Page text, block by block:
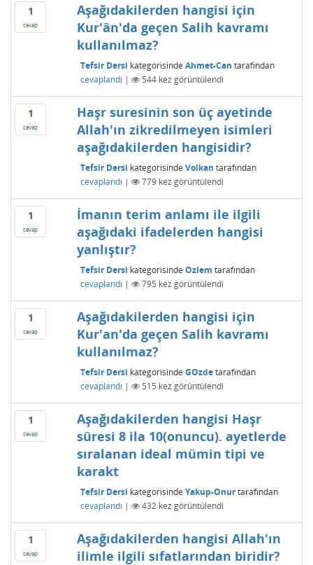
1
cevap
Aşağıdakilerden hangisi için
Kur'ân'da geçen Salih kavramı
kullanılmaz?
Tefsir Dersi kategorisinde Ahmet-Can tarafından
cevaplandı | 544kez görüntülendi
1
cevap
Haşr suresinin son üç ayetinde
Allah'ın zikredilmeyen isimleri
aşağıdakilerden hangisidir?
Tefsir Dersi kategorisinde Volkan tarafından
cevaplandı | 779kez görüntülendi
1
cevap
İmanın terim anlamı ile ilgili
aşağıdaki ifadelerden hangisi
yanlıştır?
Tefsir Dersi kategorisinde Ozlem tarafından
cevaplandı | 795 kez görüntülendi
1
cevap
Aşağıdakilerden hangisi için
Kur'an'da geçen Salih kavramı
kullanılmaz?
Tefsir Dersi kategorisinde GOzde tarafından
cevaplandı | 515 kez görüntülendi
1
cevap
Aşağıdakilerden hangisi Haşr
sûresi 8 ila 10(onuncu). ayetlerde
sıralanan ideal mümin tipi ve
karakt
Tefsir Dersi kategorisinde Yakup-Onur tarafından
cevaplandı | 432kez görüntülendi
1
cevap
Aşağıdakilerden hangisi Allah'ın
ilimle ilgili sıfatlarından biridir?